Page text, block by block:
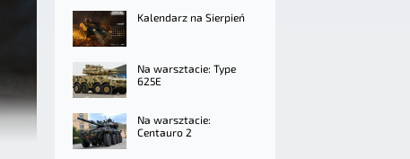
Kalendarz na Sierpień
Na warsztacie: Type
625E
Na warsztacie:
Centauro 2